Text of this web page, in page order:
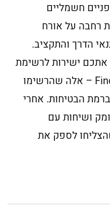
חשמליים
רחבה על אורח
הדרך והתקציב.
אתכם ישירות לרשימת
הדגמים הנבחרים של Finder – אלה שהרשימו
הבטיחות. אחרי
ושיחות עם
לספק את